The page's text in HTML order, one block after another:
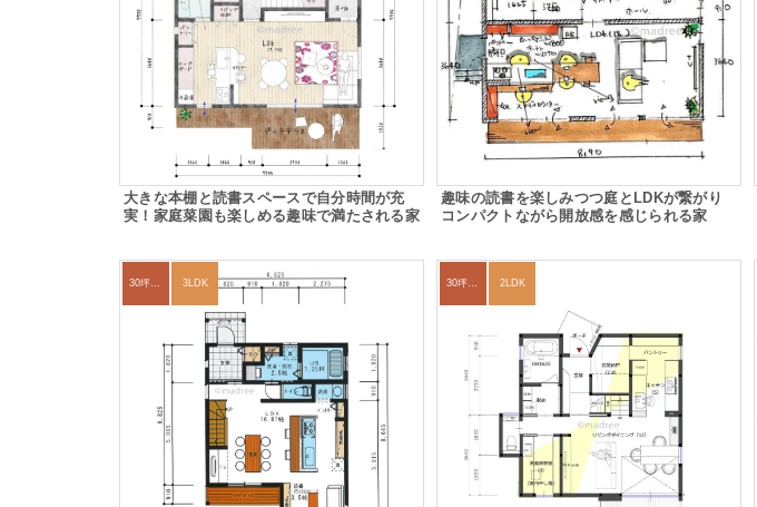
大きな本棚と読書スペースで自分時間が充
実！家庭菜園も楽しめる趣味で満たされる家
趣味の読書を楽しみつつ庭とLDKが繋がり
コンパクトながら開放感を感じられる家
30坪～33坪 3LDK 30坪～33坪 2LDK